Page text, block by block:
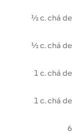
½ c. chá de
½ c. chá de
1 c. chá de
1 c. chá de
6